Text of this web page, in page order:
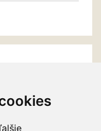
RÝCHLE MENU
balíme Vaše šperky